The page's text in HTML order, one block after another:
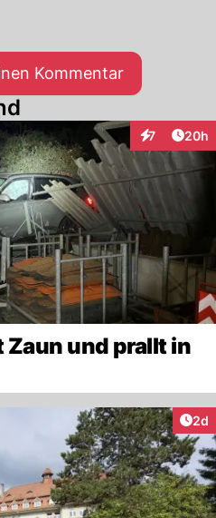
Kommentar
7
Interaktionen
20h
und prallt in
2d